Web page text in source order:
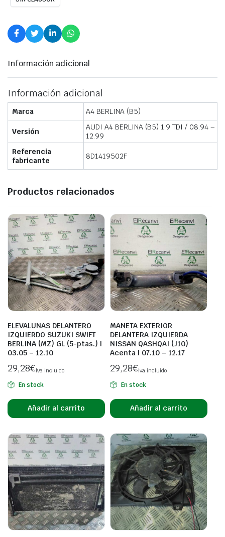
Información adicional
Información adicional
Marca A4 BERLINA (B5)
Versión
AUDI A4 BERLINA (B5) 1.9 TDI / 08.94 –
12.99
Referencia
fabricante
8D1419502F
Productos relacionados
ELEVALUNAS DELANTERO
IZQUIERDO SUZUKI SWIFT
BERLINA (MZ) GL (5-ptas.) |
03.05 – 12.10
29,28€Iva incluido
En stock
Añadir al carrito
MANETA EXTERIOR
DELANTERA IZQUIERDA
NISSAN QASHQAI (J10)
Acenta | 07.10 – 12.17
29,28€Iva incluido
En stock
Añadir al carrito